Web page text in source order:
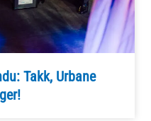
Takk, Urbane